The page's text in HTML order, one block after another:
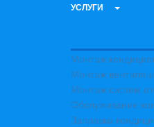
УСЛУГИ
Монтаж
Монтаж
Монтаж систем
Обслуживание
Заправка